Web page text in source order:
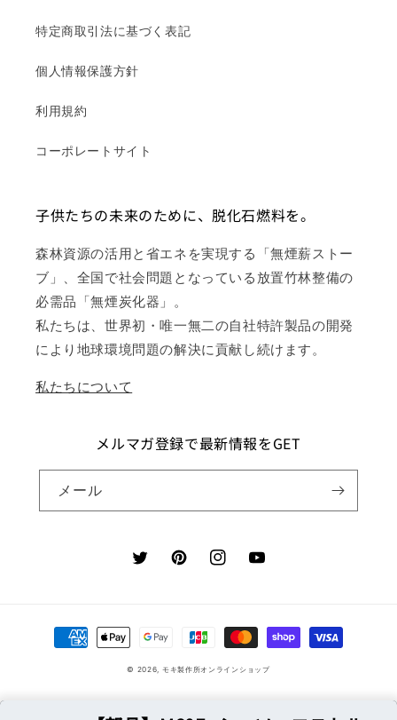
特定商取引法に基づく表記
個人情報保護方針
利用規約
コーポレートサイト
子供たちの未来のために、脱化石燃料を。
森林資源の活用と省エネを実現する「無煙薪ストー
ブ」、全国で社会問題となっている放置竹林整備の
必需品「無煙炭化器」。
私たちは、世界初・唯一無二の自社特許製品の開発
により地球環境問題の解決に貢献し続けます。
私たちについて
メルマガ登録で最新情報をGET
メール
TwitterPinterestInstagramYouTube
決
済
© 2026, モキ製作所オンラインショップ